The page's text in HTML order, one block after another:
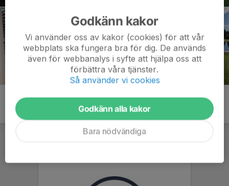
Godkänn kakor
Vi använder oss av kakor (cookies) för att vår
webbplats ska fungera bra för dig. De används
även för webbanalys i syfte att hjälpa oss att
förbättra våra tjänster.
Så använder vi cookies
Godkänn alla kakor
Bara nödvändiga